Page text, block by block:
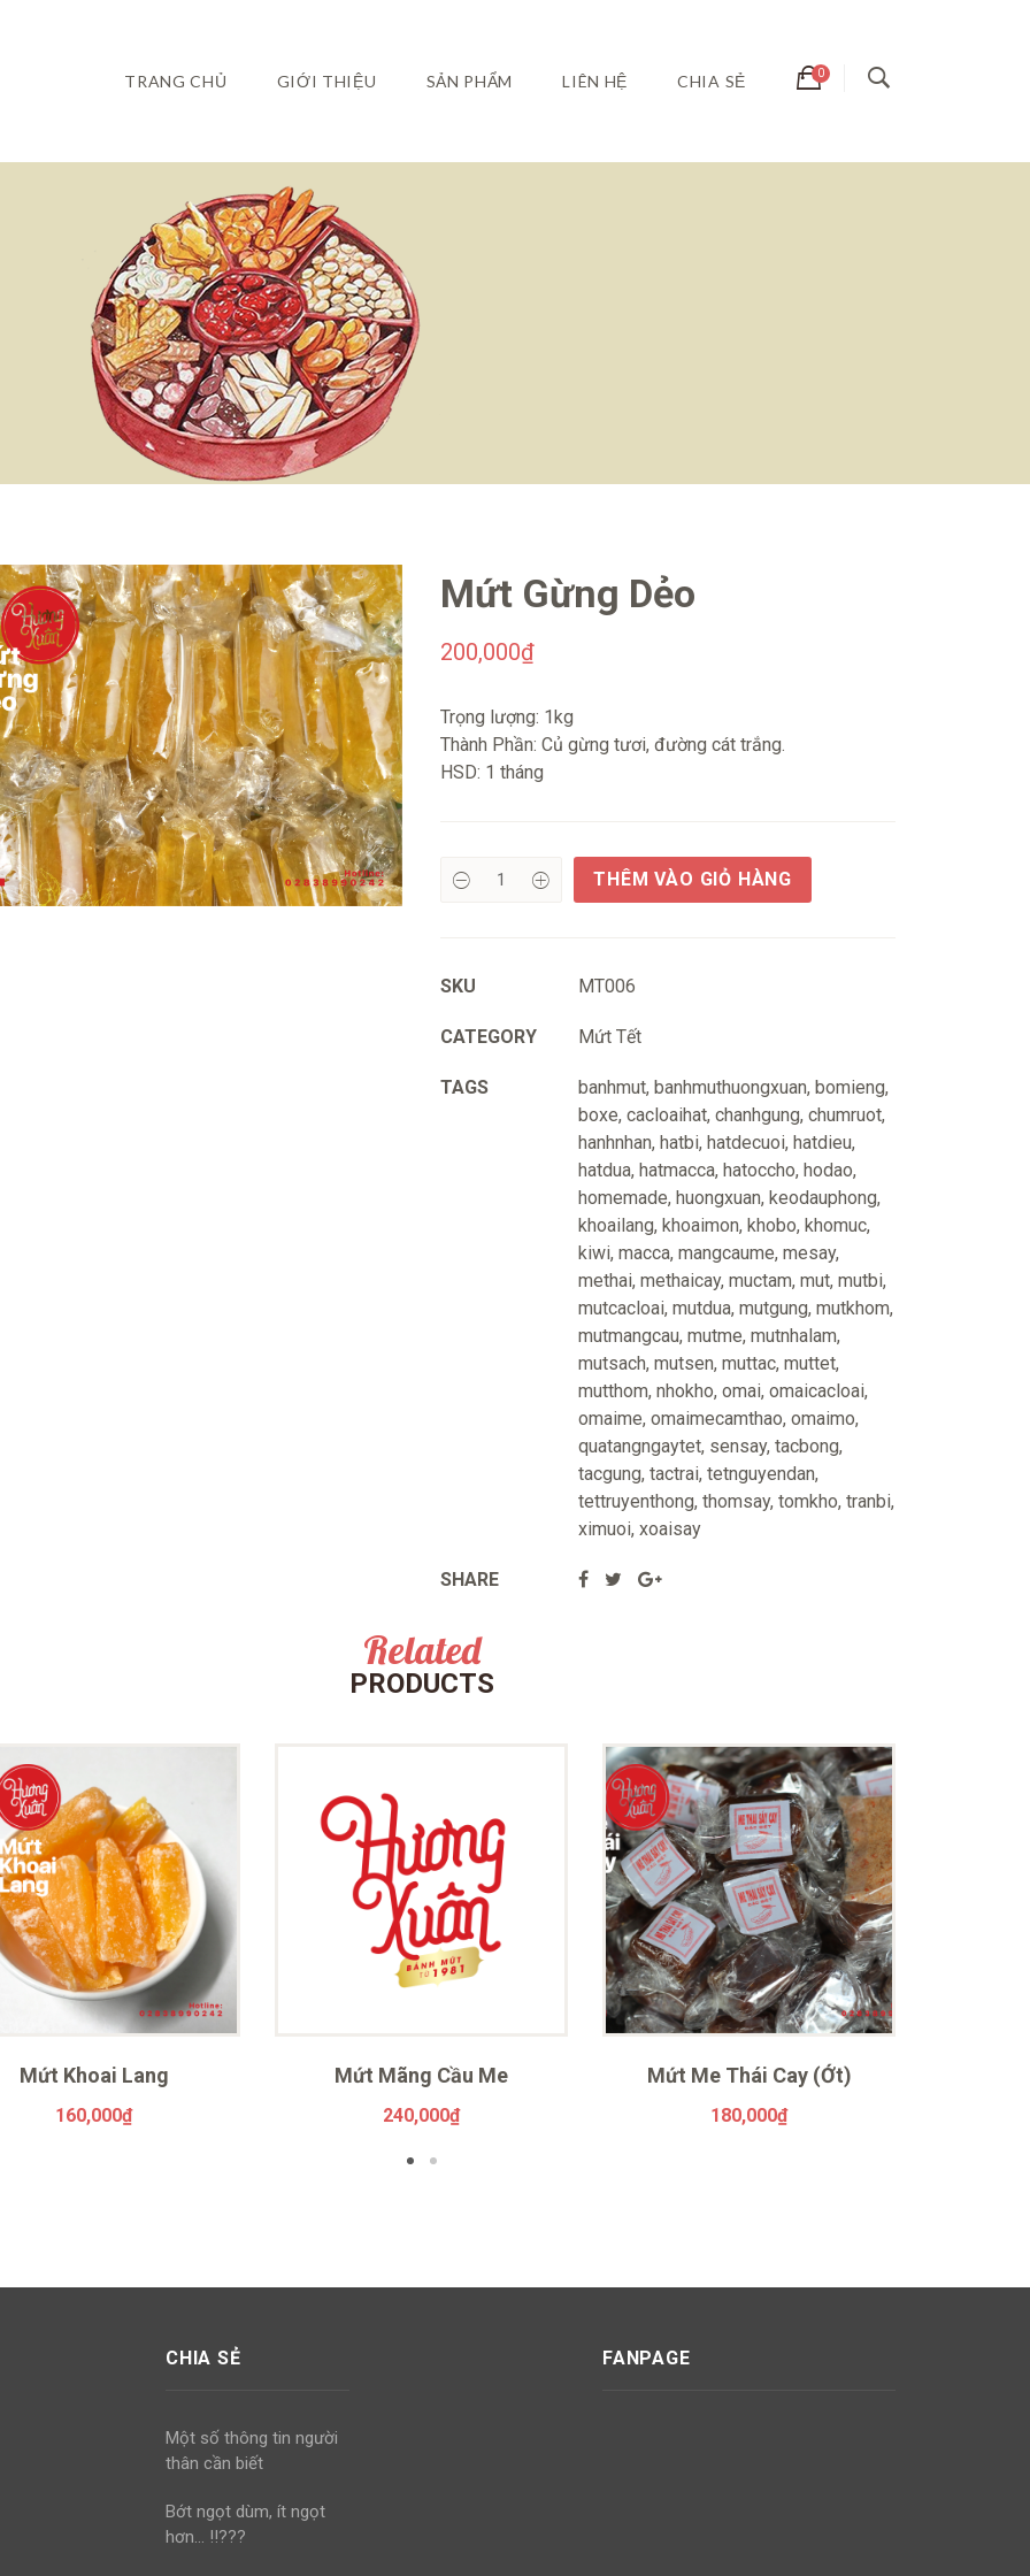
TRANG CHỦ GIỚI THIỆU SẢN PHẨM LIÊN HỆ CHIA SẺ
Mứt Gừng Dẻo
200,000₫
Trọng lượng: 1kg
Thành Phần: Củ gừng tươi, đường cát trắng.
HSD: 1 tháng
THÊM VÀO GIỎ HÀNG
SKU MT006
CATEGORY Mứt Tết
TAGS banhmut, banhmuthuongxuan, bomieng,
boxe, cacloaihat, chanhgung, chumruot,
hanhnhan, hatbi, hatdecuoi, hatdieu,
hatdua, hatmacca, hatoccho, hodao,
homemade, huongxuan, keodauphong,
khoailang, khoaimon, khobo, khomuc,
kiwi, macca, mangcaume, mesay,
methai, methaicay, muctam, mut, mutbi,
mutcacloai, mutdua, mutgung, mutkhom,
mutmangcau, mutme, mutnhalam,
mutsach, mutsen, muttac, muttet,
mutthom, nhokho, omai, omaicacloai,
omaime, omaimecamthao, omaimo,
quatangngaytet, sensay, tacbong,
tacgung, tactrai, tetnguyendan,
tettruyenthong, thomsay, tomkho, tranbi,
ximuoi, xoaisay
SHARE
Related
PRODUCTS
Mứt Khoai Lang
160,000₫
Mứt Mãng Cầu Me
240,000₫
Mứt Me Thái Cay (Ớt)
180,000₫
CHIA SẺ
Một số thông tin người
thân cần biết
Bớt ngọt dùm, ít ngọt
hơn… !!???
FANPAGE